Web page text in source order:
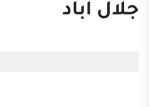
جلال أباد